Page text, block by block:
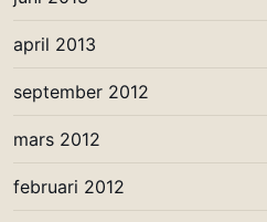
april 2013
september 2012
mars 2012
februari 2012